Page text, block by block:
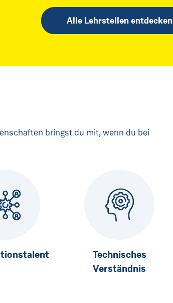
Alle Lehrstellen entdecken
bringst du mit, wenn du bei
Technisches
Verständnis